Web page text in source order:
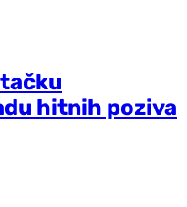
hitnih poziva